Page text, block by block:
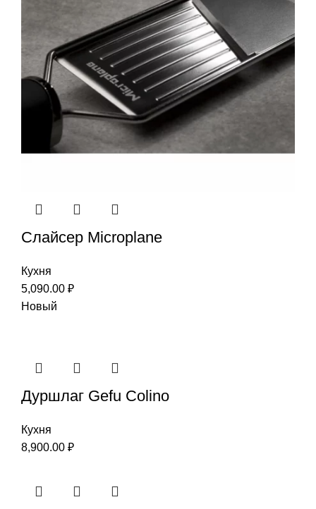
Слайсер Microplane
Кухня
5,090.00 ₽
Новый
Дуршлаг Gefu Colino
Кухня
8,900.00 ₽